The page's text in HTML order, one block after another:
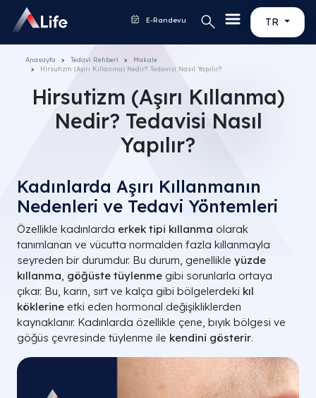
TR
E-Randevu
Anasayfa Tedavi Rehberi
Makale
Hirsutizm (Aşırı Kıllanma) Nedir? Tedavisi Nasıl Yapılır?
Hirsutizm (Aşırı Kıllanma)
Nedir? Tedavisi Nasıl
Yapılır?
Kadınlarda Aşırı Kıllanmanın
Nedenleri ve Tedavi Yöntemleri
Özellikle kadınlarda erkek tipi kıllanma olarak
tanımlanan ve vücutta normalden fazla kıllanmayla
seyreden bir durumdur. Bu durum, genellikle yüzde
kıllanma, göğüste tüylenme gibi sorunlarla ortaya
çıkar. Bu, karın, sırt ve kalça gibi bölgelerdeki kıl
köklerine etki eden hormonal değişikliklerden
kaynaklanır. Kadınlarda özellikle çene, bıyık bölgesi ve
göğüs çevresinde tüylenme ile kendini gösterir.